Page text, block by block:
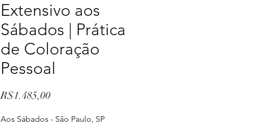
Extensivo aos
Sábados | Prática
de Coloração
Pessoal
R$1.485,00Price
Aos Sábados - São Paulo, SP